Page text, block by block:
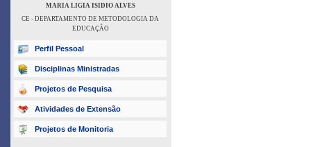
MARIA LIGIA ISIDIO ALVES
CE - DEPARTAMENTO DE METODOLOGIA DA
EDUCAÇÃO
Perfil Pessoal
Disciplinas Ministradas
Projetos de Pesquisa
Atividades de Extensão
Projetos de Monitoria